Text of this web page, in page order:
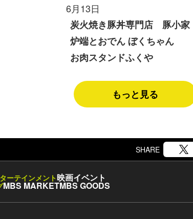
6月13日
炭火焼き豚丼専門店 豚小家
炉端とおでん ぼくちゃん
お肉スタンドふくや
もっと見る
SHARE
ーテインメント映画イベント
MBS MARKETMBS GOODS